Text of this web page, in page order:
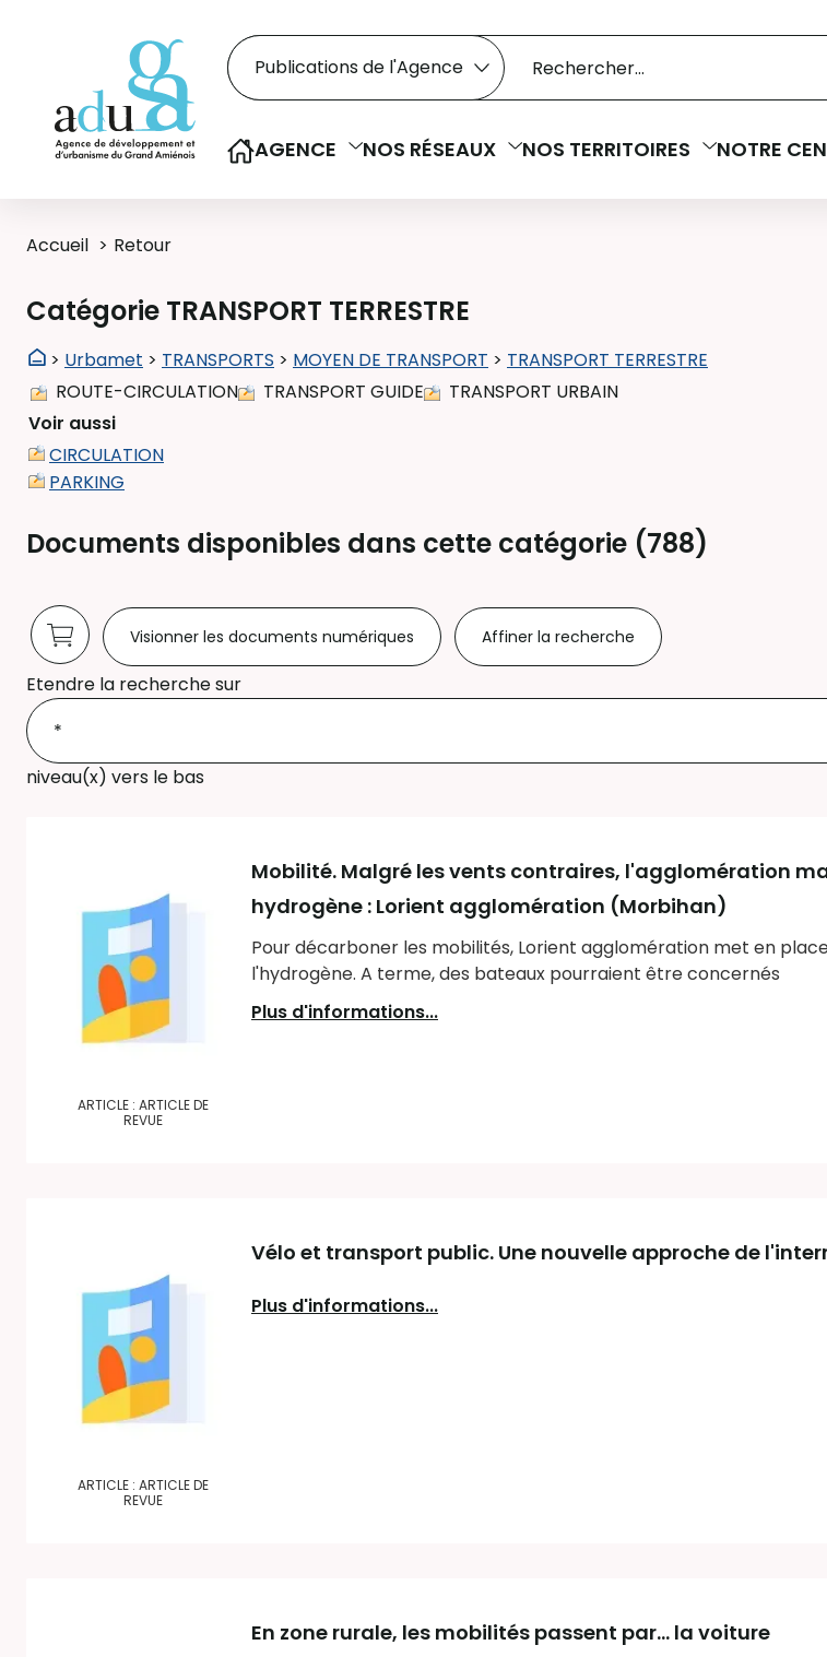
Rechercher dans le catalogue
Recherche
Sélectionner le type de la recherche
AGENCE NOS RÉSEAUX NOS TERRITOIRES NOTRE
Accueil Retour
Catégorie TRANSPORT TERRESTRE
> Urbamet > TRANSPORTS > MOYEN DE TRANSPORT > TRANSPORT TERRESTRE
ROUTE-CIRCULATION
TRANSPORT GUIDE
TRANSPORT URBAIN
Voir aussi
CIRCULATION
PARKING
Documents disponibles dans cette catégorie (788)
Visionner les documents numériques Affiner la recherche
Etendre la recherche sur
niveau(x) vers le bas
ARTICLE : ARTICLE DE
REVUE
Mobilité. Malgré les vents contraires, l'agglomération
hydrogène : Lorient agglomération (Morbihan)
Pour décarboner les mobilités, Lorient agglomération met en
l'hydrogène. A terme, des bateaux pourraient être concernés
Plus d'informations...
ARTICLE : ARTICLE DE
REVUE
Vélo et transport public. Une nouvelle approche de
Plus d'informations...
En zone rurale, les mobilités passent par… la voiture